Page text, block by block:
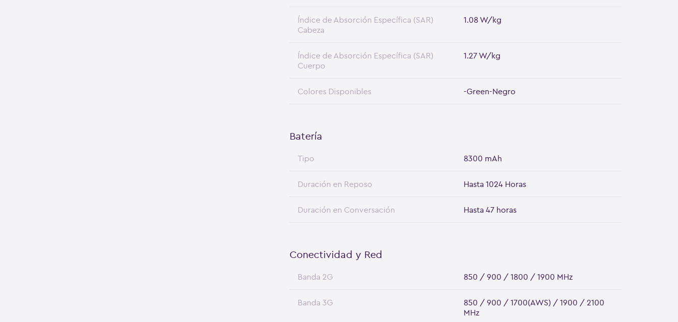
Índice de Absorción Específica (SAR)
Cabeza
1.08 W/kg
Índice de Absorción Específica (SAR)
Cuerpo
1.27 W/kg
Colores Disponibles -Green-Negro
Batería
Tipo 8300 mAh
Duración en Reposo Hasta 1024 Horas
Duración en Conversación Hasta 47 horas
Conectividad y Red
Banda 2G 850 / 900 / 1800 / 1900 MHz
Banda 3G
850 / 900 / 1700(AWS) / 1900 / 2100
MHz